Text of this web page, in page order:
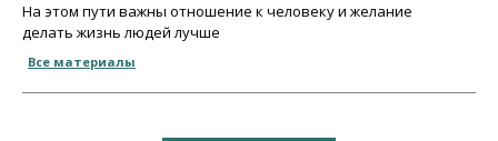
На этом пути важны отношение к человеку и желание
делать жизнь людей лучше
Все материалы